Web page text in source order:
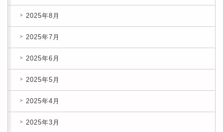
2025年8月
2025年7月
2025年6月
2025年5月
2025年4月
2025年3月